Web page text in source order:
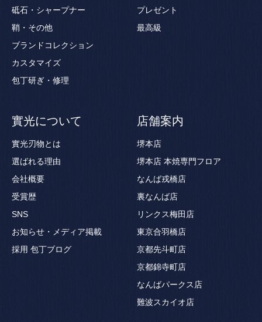
砥石・シャープナー
鞘・その他
ブランドコレクション
カスタマイズ
包丁研ぎ・修理
プレゼント
最高級
實光について
實光刃物とは
選ばれる理由
会社概要
受賞歴
SNS
お知らせ・メディア掲載
採用 包丁ブログ
店舗案内
堺本店
堺本店 本焼専門フロア
なんば戎橋店
裏なんば店
リンクス梅田店
東京合羽橋店
京都先斗町店
京都錦寺町店
なんばパークス店
難波スカイオ店